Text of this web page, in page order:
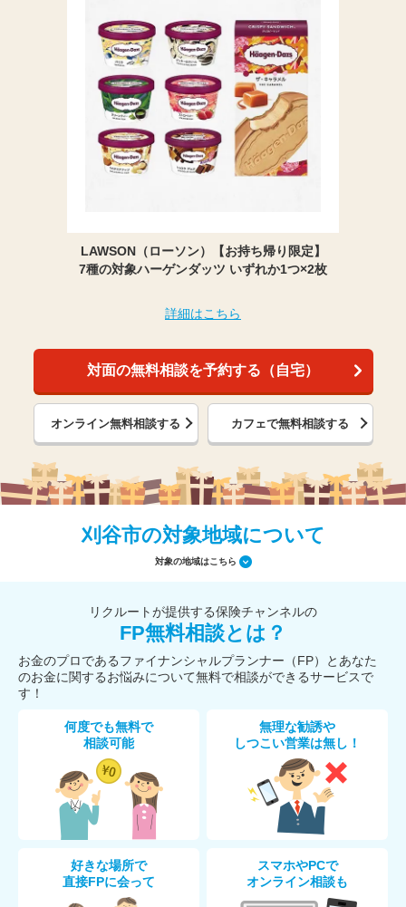
LAWSON（ローソン）【お持ち帰り限定】
7種の対象ハーゲンダッツ いずれか1つ×2枚
詳細はこちら
対面の無料相談を予約する（自宅）
オンライン無料相談する カフェで無料相談する
刈谷市の対象地域について
対象の地域はこちら
リクルートが提供する保険チャンネルの
FP無料相談とは？
お金のプロであるファイナンシャルプランナー（FP）とあなた
のお金に関するお悩みについて無料で相談ができるサービスで
す！
何度でも無料で
相談可能
無理な勧誘や
しつこい営業は無し！
好きな場所で
直接FPに会って
スマホやPCで
オンライン相談も